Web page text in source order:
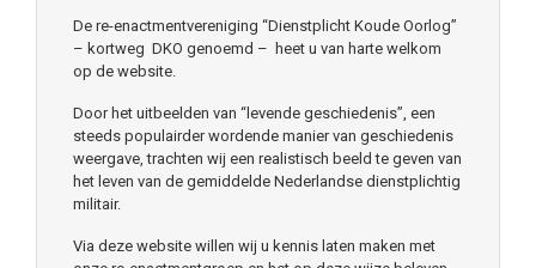
De re-enactmentvereniging “Dienstplicht Koude Oorlog”
– kortweg DKO genoemd – heet u van harte welkom
op de website.
Door het uitbeelden van “levende geschiedenis”, een
steeds populairder wordende manier van geschiedenis
weergave, trachten wij een realistisch beeld te geven van
het leven van de gemiddelde Nederlandse dienstplichtig
militair.
Via deze website willen wij u kennis laten maken met